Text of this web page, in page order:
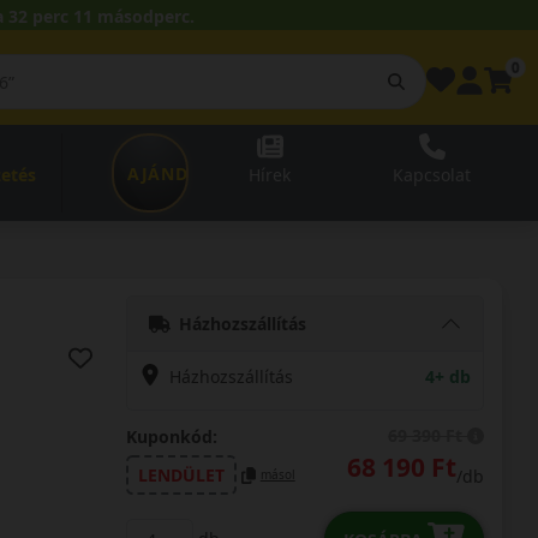
32 perc 10 másodperc.
AJÁNDÉKUTALVÁNY
Házhozszállítás
Házhozszállítás 4+ db
Kuponkód:
LENDÜLET
másol 68 190 Ft/db